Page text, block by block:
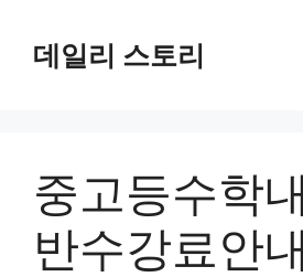
데일리 스토리
중고등수학
반수강료안내